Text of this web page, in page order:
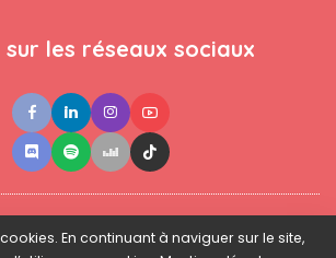
sur les réseaux sociaux
● L'équipe ● Mentions légales
En continuant à naviguer sur le site,